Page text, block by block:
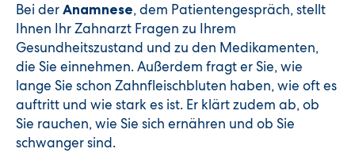
Bei der Anamnese, dem Patientengespräch, stellt
Ihnen Ihr Zahnarzt Fragen zu Ihrem
Gesundheitszustand und zu den Medikamenten,
die Sie einnehmen. Außerdem fragt er Sie, wie
lange Sie schon Zahnfleischbluten haben, wie oft es
auftritt und wie stark es ist. Er klärt zudem ab, ob
Sie rauchen, wie Sie sich ernähren und ob Sie
schwanger sind.